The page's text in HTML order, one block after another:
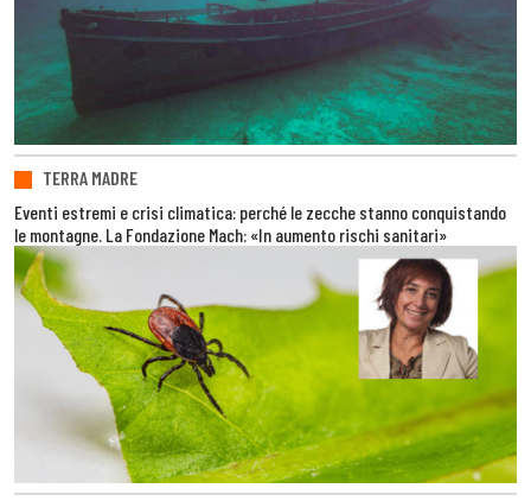
TERRA MADRE
Eventi estremi e crisi climatica: perché le zecche stanno conquistando
le montagne. La Fondazione Mach: «In aumento rischi sanitari»